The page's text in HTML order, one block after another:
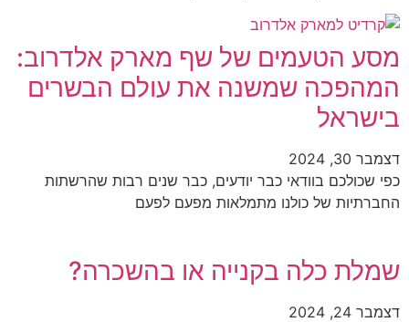
מסע הטעמים של שף מארק אלדרוב:
המהפכה שמשנה את עולם הבשרים
בישראל
דצמבר 30, 2024
כפי שכולכם בוודאי כבר יודעים, כבר שנים רבות שהרשתות
החברתיות של כולנו מתמלאות מפעם לפעם
שמלת כלה בקנייה או בהשכרה?
דצמבר 24, 2024